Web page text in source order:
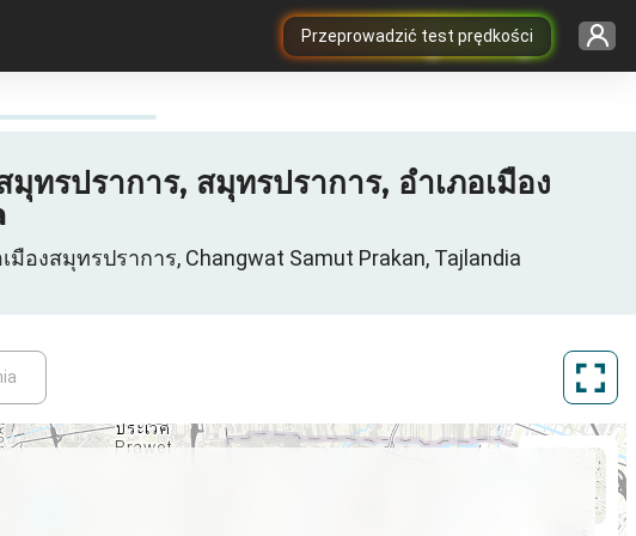
Przeprowadzić test prędkości
รปราการ, สมุทรปราการ, อำเภอเมือง
องสมุทรปราการ, Changwat Samut Prakan, Tajlandia